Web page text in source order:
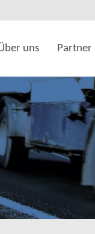
uns Partner